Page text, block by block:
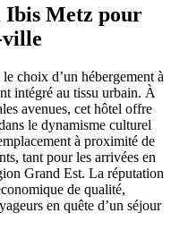
Ibis Metz pour
ville
choix d’un hébergement à
intégré au tissu urbain. À
avenues, cet hôtel offre
le dynamisme culturel
à proximité de
tant pour les arrivées en
Grand Est. La réputation
de qualité,
en quête d’un séjour